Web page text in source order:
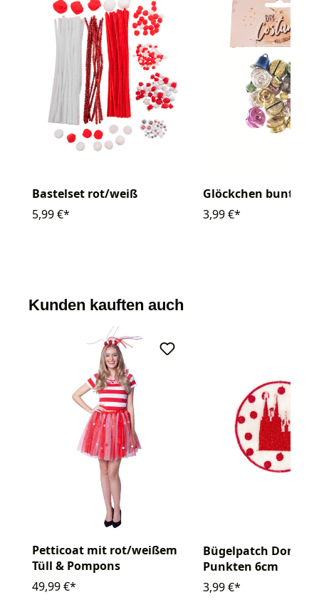
Bastelset rot/weiß
5,99 €*
Glöckchen bunt 25
3,99 €*
Kunden kauften auch
Petticoat mit rot/weißem
Tüll & Pompons
49,99 €*
Bügelpatch Dom
Punkten 6cm
3,99 €*